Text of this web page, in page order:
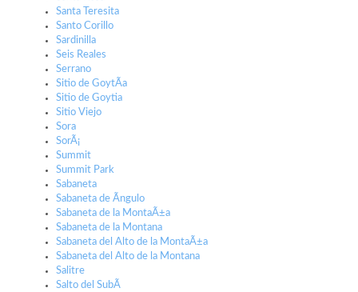
Santa Teresita
Santo Corillo
Sardinilla
Seis Reales
Serrano
Sitio de GoytÃ­a
Sitio de Goytia
Sitio Viejo
Sora
SorÃ¡
Summit
Summit Park
Sabaneta
Sabaneta de Ãngulo
Sabaneta de la MontaÃ±a
Sabaneta de la Montana
Sabaneta del Alto de la MontaÃ±a
Sabaneta del Alto de la Montana
Salitre
Salto del SubÃ­